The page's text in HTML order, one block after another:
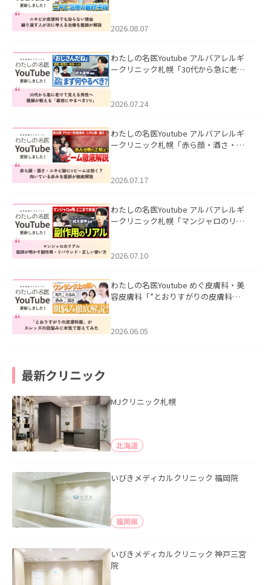
ました。
2026.08.07
わたしの名医Youtube アルバアレルギ
ークリニック札幌「30代から急に老け
た。
2026.07.24
わたしの名医Youtube アルバアレルギ
ークリニック札幌「赤ら顔・酒さ・ニ
した。
2026.07.17
わたしの名医Youtube アルバアレルギ
ークリニック札幌「マンジャロのリア
た。
2026.07.10
わたしの名医Youtube めぐ皮膚科・美
容皮膚科「”とおりすがりの皮膚科
2026.06.05
最新クリニック
MJクリニック札幌
北海道
いびきメディカルクリニック 福岡院
福岡県
いびきメディカルクリニック 神戸三宮
院